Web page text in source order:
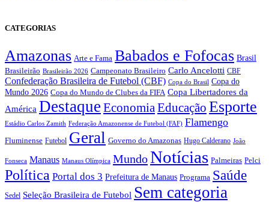
CATEGORIAS
Amazonas Arte e Fama Babados e Fofocas Brasil
Brasileirão Brasileirão 2026 Campeonato Brasileiro Carlo Ancelotti CBF
Confederação Brasileira de Futebol (CBF) Copa do Brasil Copa do
Mundo 2026 Copa do Mundo de Clubes da FIFA Copa Libertadores da
América Destaque Economia Educação Esporte
Estádio Carlos Zamith Federação Amazonense de Futebol (FAF) Flamengo
Fluminense Futebol Geral Governo do Amazonas Hugo Calderano João
Fonseca Manaus Manaus Olímpica MundoNotícias Palmeiras Pelci
Política Portal dos 3 Prefeitura de Manaus Programa Saúde
Sedel Seleção Brasileira de Futebol Sem categoria